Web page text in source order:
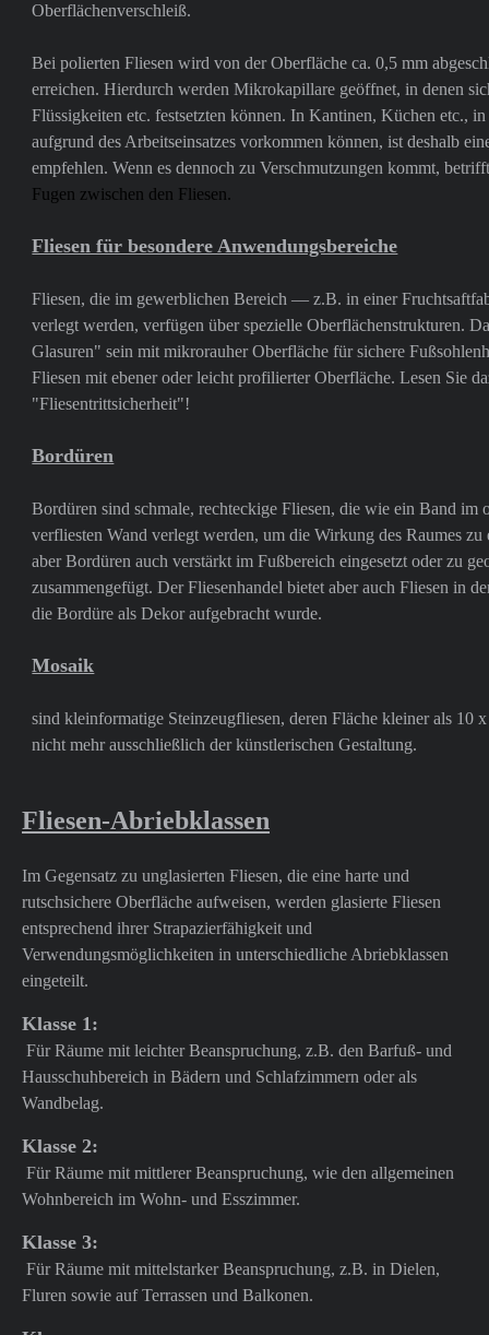
Oberflächenverschleiß.
Bei polierten Fliesen wird von der Oberfläche ca. 0,5 mm
erreichen. Hierdurch werden Mikrokapillare geöffnet, in denen
Flüssigkeiten etc. festsetzten können. In Kantinen, Küchen etc.,
aufgrund des Arbeitseinsatzes vorkommen können, ist deshalb
empfehlen. Wenn es dennoch zu Verschmutzungen kommt,
Fugen zwischen den Fliesen.
Fliesen für besondere Anwendungsbereiche
Fliesen, die im gewerblichen Bereich — z.B. in einer
verlegt werden, verfügen über spezielle Oberflächenstrukturen.
Glasuren" sein mit mikrorauher Oberfläche für sichere
Fliesen mit ebener oder leicht profilierter Oberfläche. Lesen Sie
"Fliesentrittsicherheit"!
Bordüren
Bordüren sind schmale, rechteckige Fliesen, die wie ein Band im
verfliesten Wand verlegt werden, um die Wirkung des Raumes
aber Bordüren auch verstärkt im Fußbereich eingesetzt oder zu
zusammengefügt. Der Fliesenhandel bietet aber auch Fliesen in
die Bordüre als Dekor aufgebracht wurde.
Mosaik
sind kleinformatige Steinzeugfliesen, deren Fläche kleiner als 10
nicht mehr ausschließlich der künstlerischen Gestaltung.
Fliesen-Abriebklassen
Im Gegensatz zu unglasierten Fliesen, die eine harte und
rutschsichere Oberfläche aufweisen, werden glasierte Fliesen
entsprechend ihrer Strapazierfähigkeit und
Verwendungsmöglichkeiten in unterschiedliche Abriebklassen
eingeteilt.
Klasse 1:
Für Räume mit leichter Beanspruchung, z.B. den Barfuß- und
Hausschuhbereich in Bädern und Schlafzimmern oder als
Wandbelag.
Klasse 2:
Für Räume mit mittlerer Beanspruchung, wie den allgemeinen
Wohnbereich im Wohn- und Esszimmer.
Klasse 3:
Für Räume mit mittelstarker Beanspruchung, z.B. in Dielen,
Fluren sowie auf Terrassen und Balkonen.